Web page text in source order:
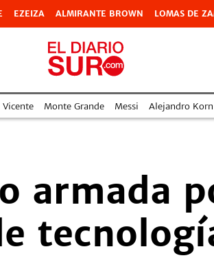
EZEIZA ALMIRANTE BROWN LOMAS DE
Vicente Monte Grande Messi Alejandro Korn
armada